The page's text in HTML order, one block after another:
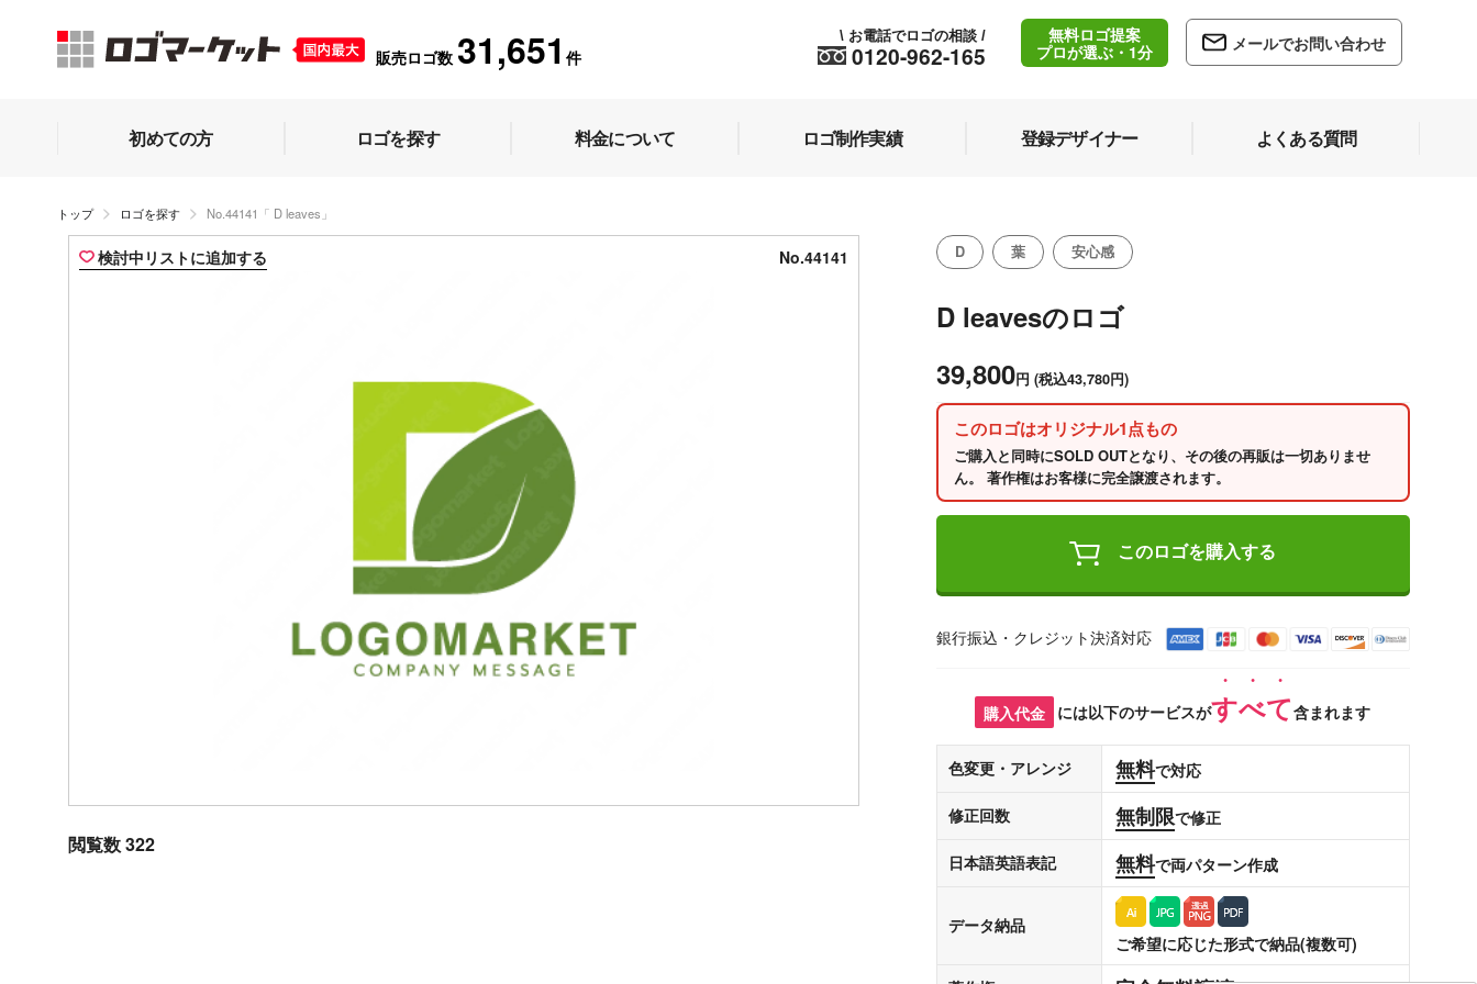
販売ロゴ数 31,651 件 0120-962-165
\ お電話でロゴの相談 /
無料ロゴ提案
プロが選ぶ・1分
メールでお問い合わせ
初めての方 ロゴを探す 料金について ロゴ制作実績 登録デザイナー よくある質問
トップ ロゴを探す No.44141「 D leaves」
検討中リストに追加する No.44141
閲覧数 322
D 葉 安心感
D leavesのロゴ
39,800円 (税込43,780円)
このロゴはオリジナル1点もの
ご購入と同時にSOLD OUTとなり、その後の再販は一切ありませ
ん。 著作権はお客様に完全譲渡されます。
このロゴを購入する
銀行振込・クレジット決済対応
購入代金 には以下のサービスがすべて含まれます
色変更・アレンジ 無料で対応
修正回数 無制限で修正
日本語英語表記 無料で両パターン作成
データ納品
ご希望に応じた形式で納品(複数可)